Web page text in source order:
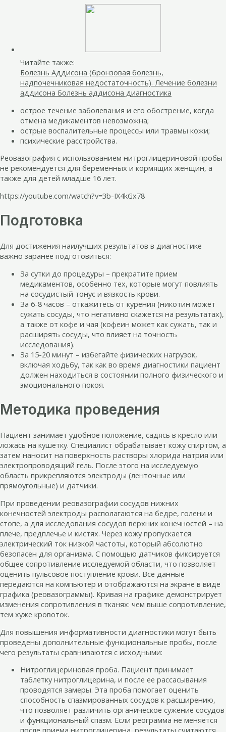
Читайте также:
Болезнь Аддисона (бронзовая болезнь,
надпочечниковая недостаточность). Лечение болезни
аддисона Болезнь аддисона диагностика
острое течение заболевания и его обострение, когда
отмена медикаментов невозможна;
острые воспалительные процессы или травмы кожи;
психические расстройства.
Реовазография с использованием нитроглицериновой пробы
не рекомендуется для беременных и кормящих женщин, а
также для детей младше 16 лет.
https://youtube.com/watch?v=3b-IX4kGx78
Подготовка
Для достижения наилучших результатов в диагностике
важно заранее подготовиться:
За сутки до процедуры – прекратите прием
медикаментов, особенно тех, которые могут повлиять
на сосудистый тонус и вязкость крови.
За 6-8 часов – откажитесь от курения (никотин может
сужать сосуды, что негативно скажется на результатах),
а также от кофе и чая (кофеин может как сужать, так и
расширять сосуды, что влияет на точность
исследования).
За 15-20 минут – избегайте физических нагрузок,
включая ходьбу, так как во время диагностики пациент
должен находиться в состоянии полного физического и
эмоционального покоя.
Методика проведения
Пациент занимает удобное положение, садясь в кресло или
ложась на кушетку. Специалист обрабатывает кожу спиртом, а
затем наносит на поверхность растворы хлорида натрия или
электропроводящий гель. После этого на исследуемую
область прикрепляются электроды (ленточные или
прямоугольные) и датчики.
При проведении реовазографии сосудов нижних
конечностей электроды располагаются на бедре, голени и
стопе, а для исследования сосудов верхних конечностей – на
плече, предплечье и кистях. Через кожу пропускается
электрический ток низкой частоты, который абсолютно
безопасен для организма. С помощью датчиков фиксируется
общее сопротивление исследуемой области, что позволяет
оценить пульсовое поступление крови. Все данные
передаются на компьютер и отображаются на экране в виде
графика (реовазограммы). Кривая на графике демонстрирует
изменения сопротивления в тканях: чем выше сопротивление,
тем хуже кровоток.
Для повышения информативности диагностики могут быть
проведены дополнительные функциональные пробы, после
чего результаты сравниваются с исходными:
Нитроглицериновая проба. Пациент принимает
таблетку нитроглицерина, и после ее рассасывания
проводятся замеры. Эта проба помогает оценить
способность спазмированных сосудов к расширению,
что позволяет различить органическое сужение сосудов
и функциональный спазм. Если реограмма не меняется